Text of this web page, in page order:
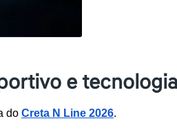
e
do Creta N Line 2026.